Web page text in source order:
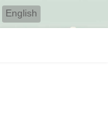
English